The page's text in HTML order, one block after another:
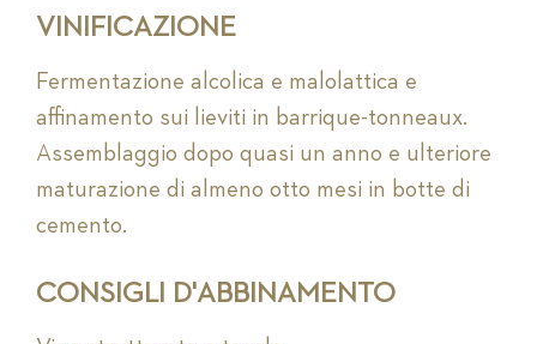
VINIFICAZIONE
Fermentazione alcolica e malolattica e
affinamento sui lieviti in barrique-tonneaux.
Assemblaggio dopo quasi un anno e ulteriore
maturazione di almeno otto mesi in botte di
cemento.
CONSIGLI D'ABBINAMENTO